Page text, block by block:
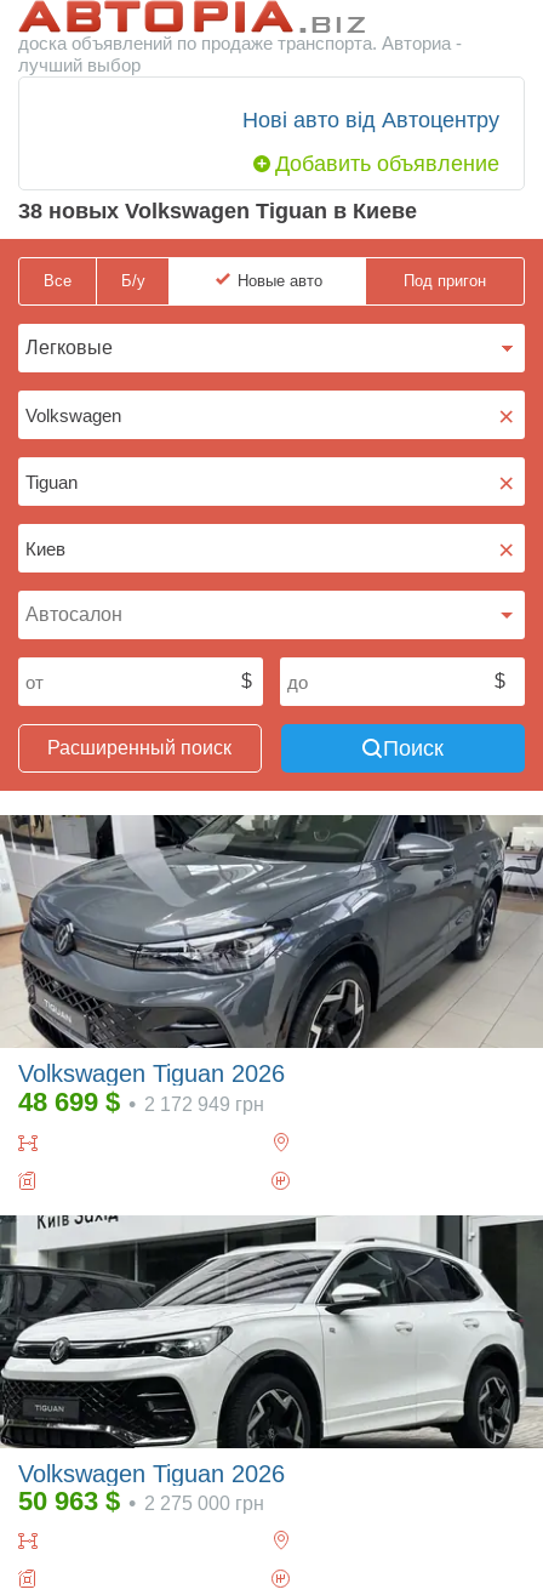
доска объявлений по продаже транспорта. Авториа -
лучший выбор
Нові авто від Автоцентру
Добавить объявление
38 новых Volkswagen Tiguan в Киеве
Все Б/у Новые авто Под пригон
×
×
×
Расширенный поиск Поиск
Volkswagen Tiguan 2026
48 699 $ • 2 172 949 грн
Volkswagen Tiguan 2026
50 963 $ • 2 275 000 грн